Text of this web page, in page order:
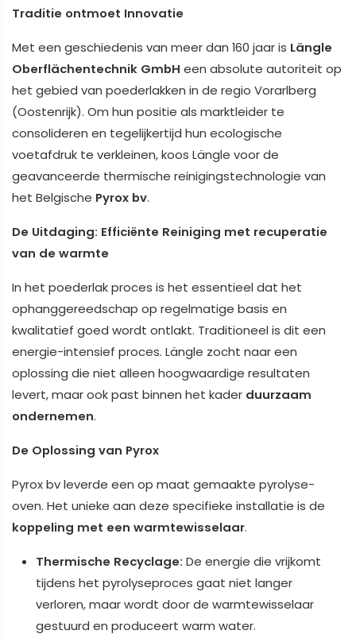
Traditie ontmoet Innovatie
Met een geschiedenis van meer dan 160 jaar is Längle
Oberflächentechnik GmbH een absolute autoriteit op
het gebied van poederlakken in de regio Vorarlberg
(Oostenrijk). Om hun positie als marktleider te
consolideren en tegelijkertijd hun ecologische
voetafdruk te verkleinen, koos Längle voor de
geavanceerde thermische reinigingstechnologie van
het Belgische Pyrox bv.
De Uitdaging: Efficiënte Reiniging met recuperatie
van de warmte
In het poederlak proces is het essentieel dat het
ophanggereedschap op regelmatige basis en
kwalitatief goed wordt ontlakt. Traditioneel is dit een
energie-intensief proces. Längle zocht naar een
oplossing die niet alleen hoogwaardige resultaten
levert, maar ook past binnen het kader duurzaam
ondernemen.
De Oplossing van Pyrox
Pyrox bv leverde een op maat gemaakte pyrolyse-
oven. Het unieke aan deze specifieke installatie is de
koppeling met een warmtewisselaar.
Thermische Recyclage: De energie die vrijkomt
tijdens het pyrolyseproces gaat niet langer
verloren, maar wordt door de warmtewisselaar
gestuurd en produceert warm water.